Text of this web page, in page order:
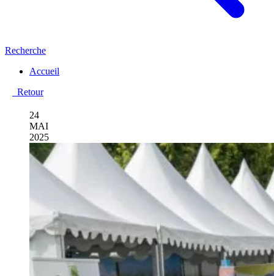
Recherche
Accueil
Retour
24
MAI
2025